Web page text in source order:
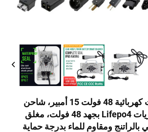
شاحن مركبات كهربائية 48 فولت 15 أمبير، شاحن
محمول لبطاريات Lifepo4 بجهد 48 فولت، مغلق
ومقاوم للماء بدرجة حماية